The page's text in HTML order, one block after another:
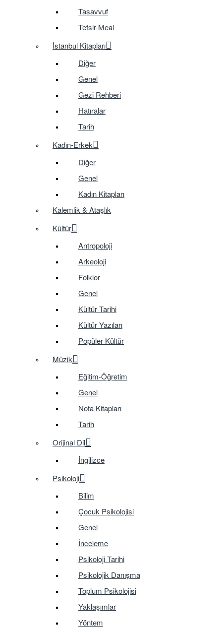
Tasavvuf
Tefsir-Meal
İstanbul Kitapları
Diğer
Genel
Gezi Rehberi
Hatıralar
Tarih
Kadın-Erkek
Diğer
Genel
Kadın Kitapları
Kalemlik & Ataşlık
Kültür
Antropoloji
Arkeoloji
Folklor
Genel
Kültür Tarihi
Kültür Yazıları
Popüler Kültür
Müzik
Eğitim-Öğretim
Genel
Nota Kitapları
Tarih
Orijinal Dil
İngilizce
Psikoloji
Bilim
Çocuk Psikolojisi
Genel
İnceleme
Psikoloji Tarihi
Psikolojik Danışma
Toplum Psikolojisi
Yaklaşımlar
Yöntem